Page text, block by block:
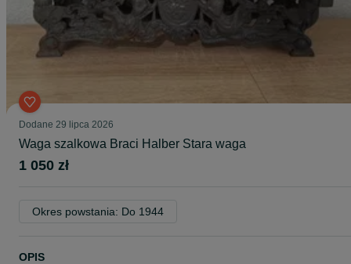
Dodane 29 lipca 2026
Waga szalkowa Braci Halber Stara waga
1 050 zł
Okres powstania: Do 1944
OPIS